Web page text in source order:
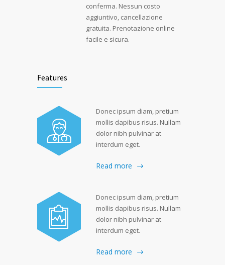
conferma. Nessun costo
aggiuntivo, cancellazione
gratuita. Prenotazione online
facile e sicura.
Features
Donec ipsum diam, pretium
mollis dapibus risus. Nullam
dolor nibh pulvinar at
interdum eget.
Read more
Donec ipsum diam, pretium
mollis dapibus risus. Nullam
dolor nibh pulvinar at
interdum eget.
Read more